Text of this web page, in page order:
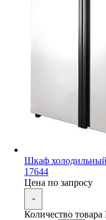
Шкаф
17644
Цена по запросу
-
Количество